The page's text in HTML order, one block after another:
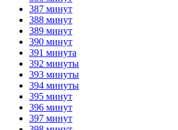
387 минут
388 минут
389 минут
390 минут
391 минута
392 минуты
393 минуты
394 минуты
395 минут
396 минут
397 минут